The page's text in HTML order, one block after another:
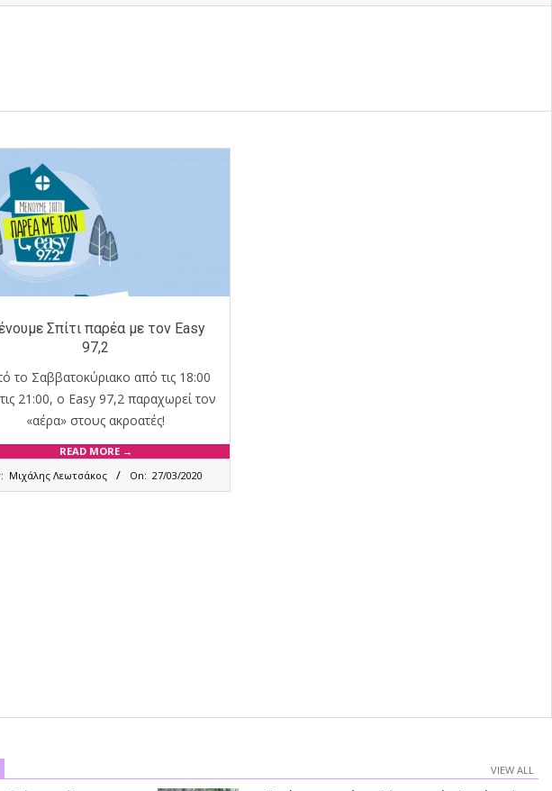
Σπίτι παρέα με τον Easy
97,2
το Σαββατοκύριακο από τις 18:00
21:00, o Easy 97,2 παραχωρεί τον
«αέρα» στους ακροατές!
READ MORE →
Μιχάλης Λεωτσάκος On: 27/03/2020
VIEW ALL